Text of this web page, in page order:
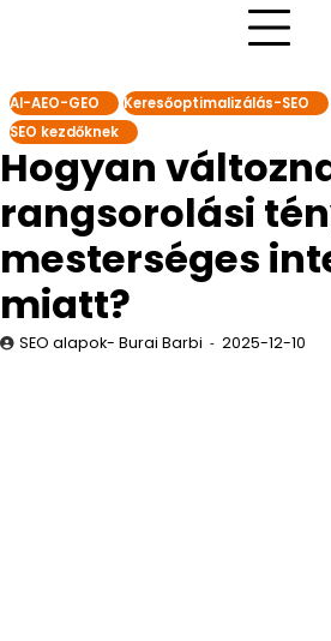
AI-AEO-GEO Keresőoptimalizálás-SEO
SEO kezdőknek
Hogyan
rangsorolási
mesterséges
miatt?
SEO alapok- Burai Barbi 2025-12-10